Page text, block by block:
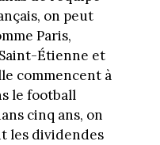
on peut
Paris,
Étienne et
commencent à
le football
cinq ans, on
les dividendes